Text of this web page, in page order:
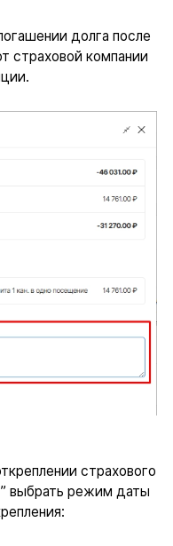
долга после
страховой компании
страхового
выбрать режим даты